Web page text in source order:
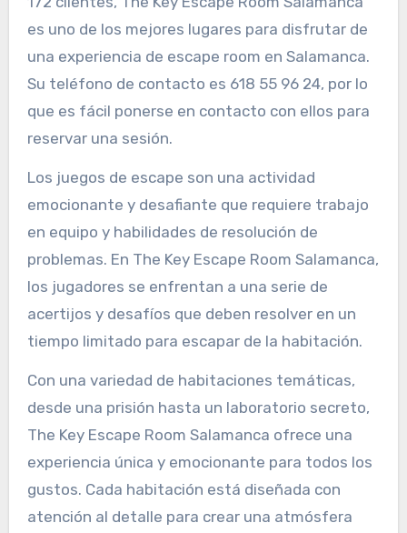
es uno de los mejores lugares para disfrutar de
una experiencia de escape room en Salamanca.
Su teléfono de contacto es 618 55 96 24, por lo
que es fácil ponerse en contacto con ellos para
reservar una sesión.
Los juegos de escape son una actividad
emocionante y desafiante que requiere trabajo
en equipo y habilidades de resolución de
problemas. En The Key Escape Room Salamanca,
los jugadores se enfrentan a una serie de
acertijos y desafíos que deben resolver en un
tiempo limitado para escapar de la habitación.
Con una variedad de habitaciones temáticas,
desde una prisión hasta un laboratorio secreto,
The Key Escape Room Salamanca ofrece una
experiencia única y emocionante para todos los
gustos. Cada habitación está diseñada con
atención al detalle para crear una atmósfera